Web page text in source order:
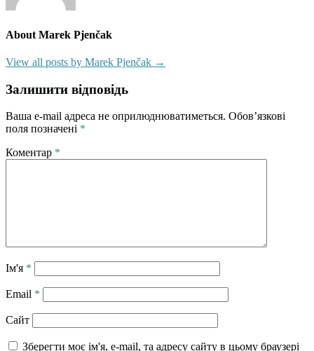
About Marek Pjenčak
View all posts by Marek Pjenčak →
Залишити відповідь
Ваша e-mail адреса не оприлюднюватиметься. Обов’язкові
поля позначені *
Коментар *
Ім'я *
Email *
Сайт
Зберегти моє ім'я, e-mail, та адресу сайту в цьому браузері